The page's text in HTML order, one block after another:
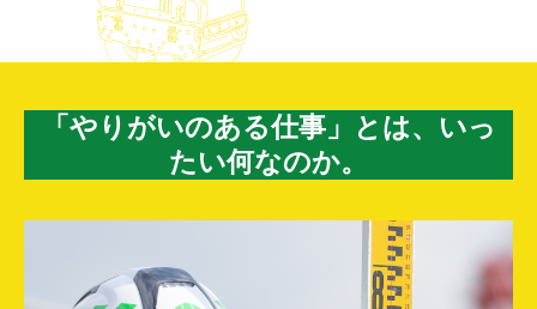
「やりがいのある仕事」とは、いっ
たい何なのか。